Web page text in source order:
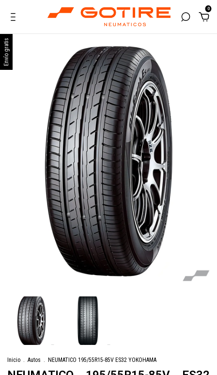
0
Envío gratis
Inicio Autos NEUMATICO 195/55R15-85V ES32 YOKOHAMA